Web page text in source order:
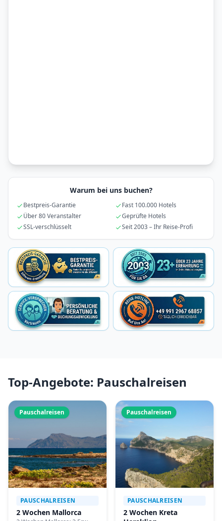
Warum bei uns buchen?
Bestpreis-Garantie
Fast 100.000 Hotels
Über 80 Veranstalter
Geprüfte Hotels
SSL-verschlüsselt
Seit 2003 – Ihr Reise-Profi
Top-Angebote: Pauschalreisen
Pauschalreisen
PAUSCHALREISEN
2 Wochen Mallorca
Pauschalreisen
PAUSCHALREISEN
2 Wochen Kreta